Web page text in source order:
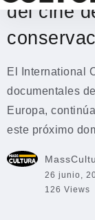
del cine
El International
documentales
Europa,
este próximo
26 junio,
126 Views